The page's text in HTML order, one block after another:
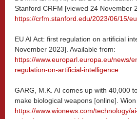
Stanford CRFM [viewed 24 November
https://crfm.stanford.edu/2023/06/15/
EU AI Act: first regulation on artificial
November 2023]. Available from:
https://www.europarl.europa.eu/news/
regulation-on-artificial-intelligence
GARG, M.K. AI comes up with 40,000
make biological weapons [online].
https://www.wionews.com/technology/